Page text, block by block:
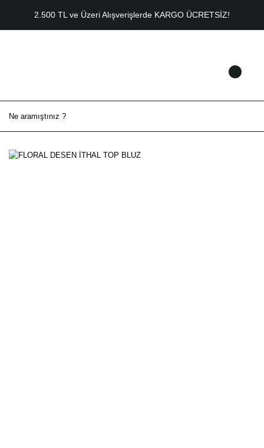
2.500 TL ve Üzeri Alışverişlerde KARGO ÜCRETSİZ!